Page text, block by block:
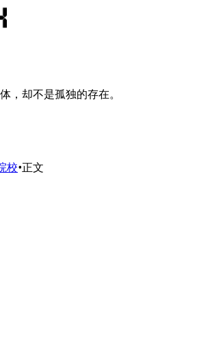
，却不是孤独的存在。
校•正文